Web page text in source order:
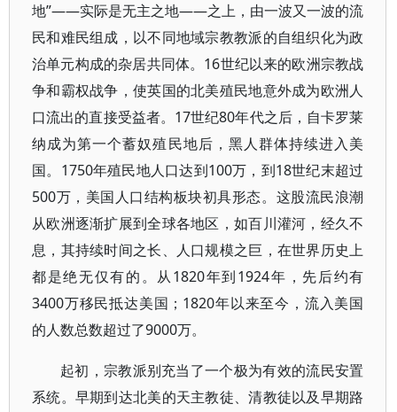
地”——实际是无主之地——之上，由一波又一波的流
民和难民组成，以不同地域宗教教派的自组织化为政
治单元构成的杂居共同体。16世纪以来的欧洲宗教战
争和霸权战争，使英国的北美殖民地意外成为欧洲人
口流出的直接受益者。17世纪80年代之后，自卡罗莱
纳成为第一个蓄奴殖民地后，黑人群体持续进入美
国。1750年殖民地人口达到100万，到18世纪末超过
500万，美国人口结构板块初具形态。这股流民浪潮
从欧洲逐渐扩展到全球各地区，如百川灌河，经久不
息，其持续时间之长、人口规模之巨，在世界历史上
都是绝无仅有的。从1820年到1924年，先后约有
3400万移民抵达美国；1820年以来至今，流入美国
的人数总数超过了9000万。
起初，宗教派别充当了一个极为有效的流民安置
系统。早期到达北美的天主教徒、清教徒以及早期路